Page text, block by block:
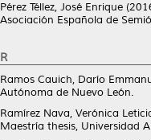
Pérez Téllez, José Enrique
Asociación Española de
R
Ramos Cauich, Darío
Autónoma de Nuevo León.
Ramírez Nava, Verónica
Maestría thesis, Universidad